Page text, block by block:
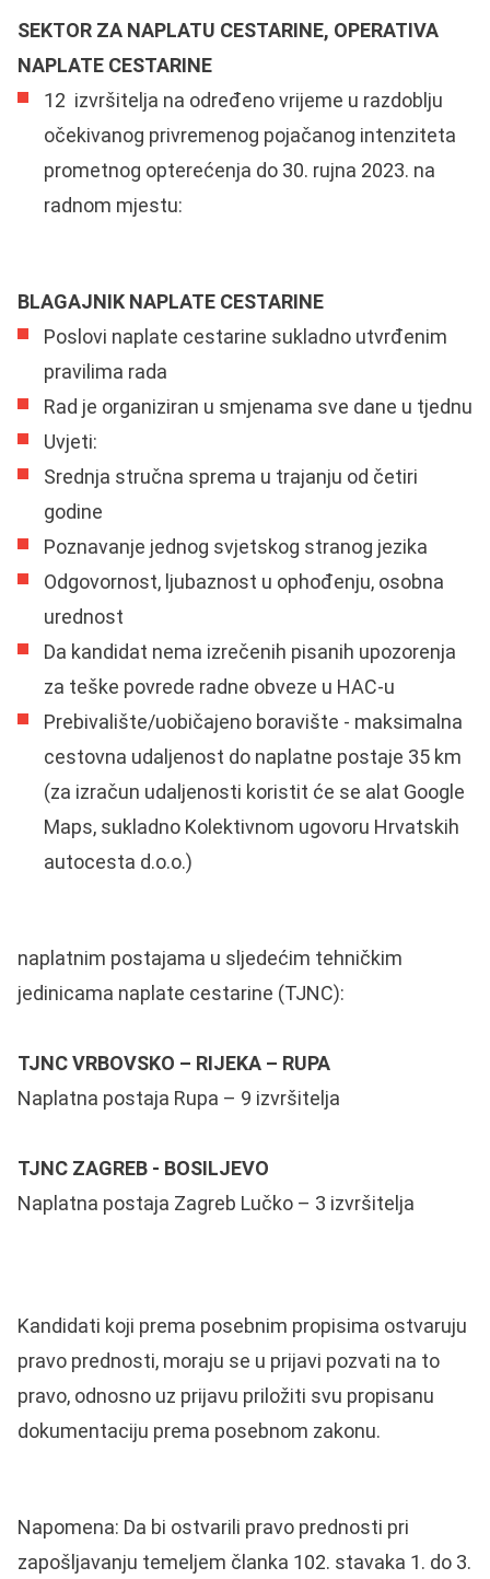
SEKTOR ZA NAPLATU CESTARINE, OPERATIVA
NAPLATE CESTARINE
12 izvršitelja na određeno vrijeme u razdoblju
očekivanog privremenog pojačanog intenziteta
prometnog opterećenja do 30. rujna 2023. na
radnom mjestu:
BLAGAJNIK NAPLATE CESTARINE
Poslovi naplate cestarine sukladno utvrđenim
pravilima rada
Rad je organiziran u smjenama sve dane u tjednu
Uvjeti:
Srednja stručna sprema u trajanju od četiri
godine
Poznavanje jednog svjetskog stranog jezika
Odgovornost, ljubaznost u ophođenju, osobna
urednost
Da kandidat nema izrečenih pisanih upozorenja
za teške povrede radne obveze u HAC-u
Prebivalište/uobičajeno boravište - maksimalna
cestovna udaljenost do naplatne postaje 35 km
(za izračun udaljenosti koristit će se alat Google
Maps, sukladno Kolektivnom ugovoru Hrvatskih
autocesta d.o.o.)
naplatnim postajama u sljedećim tehničkim
jedinicama naplate cestarine (TJNC):
TJNC VRBOVSKO – RIJEKA – RUPA
Naplatna postaja Rupa – 9 izvršitelja
TJNC ZAGREB - BOSILJEVO
Naplatna postaja Zagreb Lučko – 3 izvršitelja
Kandidati koji prema posebnim propisima ostvaruju
pravo prednosti, moraju se u prijavi pozvati na to
pravo, odnosno uz prijavu priložiti svu propisanu
dokumentaciju prema posebnom zakonu.
Napomena: Da bi ostvarili pravo prednosti pri
zapošljavanju temeljem članka 102. stavaka 1. do 3.